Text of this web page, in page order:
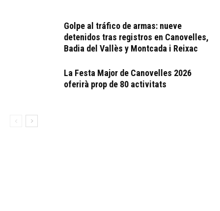
Golpe al tráfico de armas: nueve
detenidos tras registros en Canovelles,
Badia del Vallès y Montcada i Reixac
La Festa Major de Canovelles 2026
oferirà prop de 80 activitats